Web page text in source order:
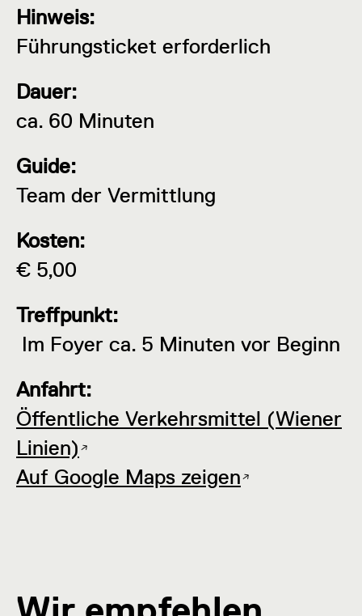
Hinweis:
Führungsticket erforderlich
Dauer:
ca. 60 Minuten
Guide:
Team der Vermittlung
Kosten:
€ 5,00
Treffpunkt:
Im Foyer ca. 5 Minuten vor Beginn
Anfahrt:
Öffentliche Verkehrsmittel (Wiener
Linien)
Auf Google Maps zeigen